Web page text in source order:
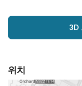
3D
위치